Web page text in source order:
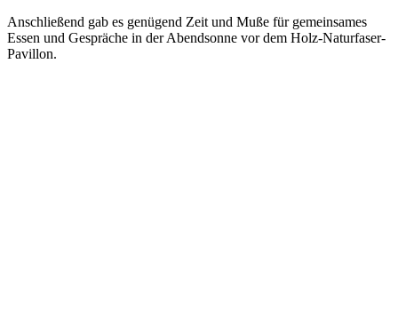
Anschließend gab es genügend Zeit und Muße für gemeinsames
Essen und Gespräche in der Abendsonne vor dem Holz-Naturfaser-
Pavillon.